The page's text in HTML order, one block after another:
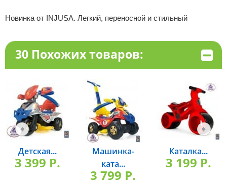
Новинка от INJUSA. Легкий, переносной и стильный
30 Похожих товаров:
Детская...
3 399 P.
Машинка-
ката...
3 799 P.
Каталка...
3 199 P.